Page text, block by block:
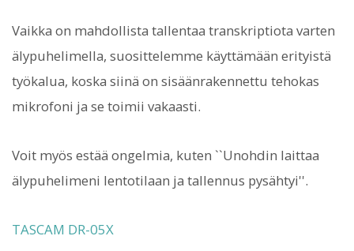
Vaikka on mahdollista tallentaa transkriptiota varten
älypuhelimella, suosittelemme käyttämään erityistä
työkalua, koska siinä on sisäänrakennettu tehokas
mikrofoni ja se toimii vakaasti.
Voit myös estää ongelmia, kuten ``Unohdin laittaa
älypuhelimeni lentotilaan ja tallennus pysähtyi''.
TASCAM DR-05X